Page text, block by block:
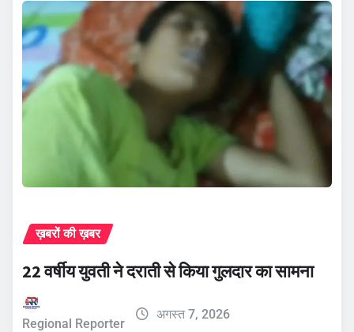
ख़बरों की ख़बर
22 वर्षीय युवती ने दराती से किया गुलदार का सामना
Regional Reporter
अगस्त 7, 2026